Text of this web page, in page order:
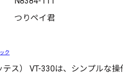
つりペイ君
ク
テス） VT-330は、シンプルな